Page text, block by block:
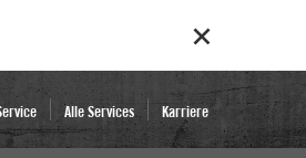
Alle Services Karriere